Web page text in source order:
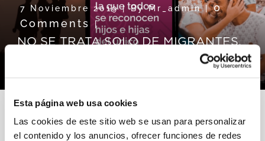
Esta página web usa cookies
Las cookies de este sitio web se usan para personalizar
el contenido y los anuncios, ofrecer funciones de redes
7 Noviembre 2019| ByMr_admin | 0
Comments
|
NO SE TRATA SOLO DE MIGRANTES.
Se trata de construir la Ciudad de Dios